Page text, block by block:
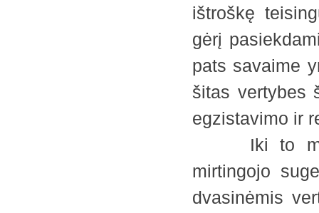
ištroškę
gėrį
pats savaime
šitas vertybes
egzistavimo ir
Iki to meto,
mirtingojo
dvasinėmis